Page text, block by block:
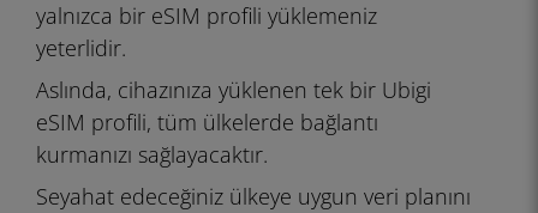
yalnızca bir eSIM profili yüklemeniz
yeterlidir.
Aslında, cihazınıza yüklenen tek bir Ubigi
eSIM profili, tüm ülkelerde bağlantı
kurmanızı sağlayacaktır.
Seyahat edeceğiniz ülkeye uygun veri planını